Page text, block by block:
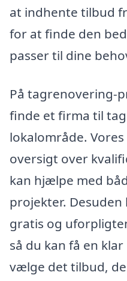
at indhente tilbud
for at finde den
passer til dine
På tagrenovering-
finde et firma til
lokalområde.
oversigt over
kan hjælpe med
projekter.
gratis og
så du kan få en
vælge det tilbud,